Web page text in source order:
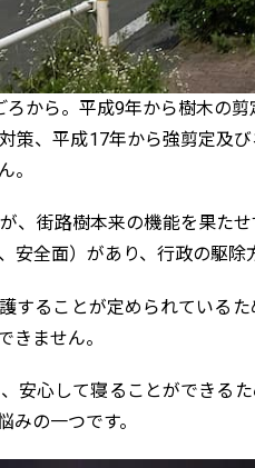
から。平成9年から樹木の
策、平成17年から強剪定及
。
、街路樹本来の機能を果た
安全面）があり、行政の駆除
することが定められている
きません。
安心して寝ることができる
みの一つです。